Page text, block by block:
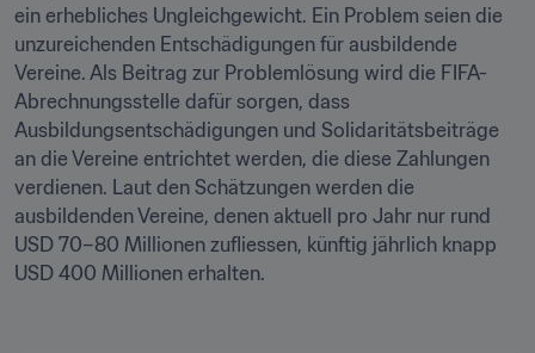
ein erhebliches Ungleichgewicht. Ein Problem seien die
unzureichenden Entschädigungen für ausbildende
Vereine. Als Beitrag zur Problemlösung wird die FIFA-
Abrechnungsstelle dafür sorgen, dass
Ausbildungsentschädigungen und Solidaritätsbeiträge
an die Vereine entrichtet werden, die diese Zahlungen
verdienen. Laut den Schätzungen werden die
ausbildenden Vereine, denen aktuell pro Jahr nur rund
USD 70–80 Millionen zufliessen, künftig jährlich knapp
USD 400 Millionen erhalten.